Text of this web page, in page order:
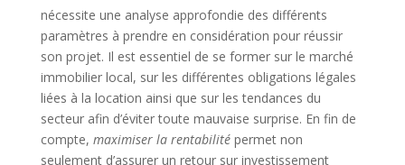
nécessite une analyse approfondie des différents
paramètres à prendre en considération pour réussir
son projet. Il est essentiel de se former sur le marché
immobilier local, sur les différentes obligations légales
liées à la location ainsi que sur les tendances du
secteur afin d’éviter toute mauvaise surprise. En fin de
compte, maximiser la rentabilitépermet non
seulement d’assurer un retour sur investissement